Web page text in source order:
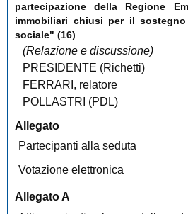
partecipazione della Regione
immobiliari chiusi per il sostegno
sociale" (16)
(Relazione e discussione)
PRESIDENTE (Richetti)
FERRARI , relatore
POLLASTRI (PDL)
Allegato
Partecipanti alla seduta
Votazione elettronica
Allegato A